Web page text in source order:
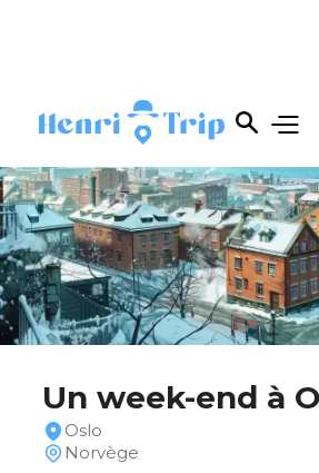
Un week-end à
Oslo
Norvège